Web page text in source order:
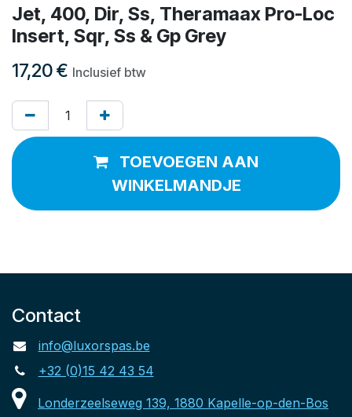
Jet, 400, Dir, Ss, Theramaax Pro-Loc
Insert, Sqr, Ss & Gp Grey
17,20€ Inclusief btw
TOEVOEGEN AAN
WINKELMANDJE
Contact
info@luxorspas.be
+32 (0)15 42 43 54
Londerzeelseweg 139, 1880 Kapelle-op-den-Bos